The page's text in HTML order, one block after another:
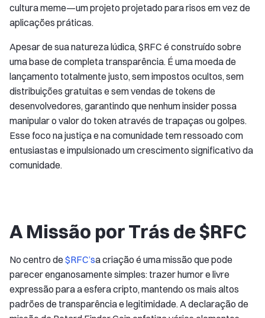
cultura meme—um projeto projetado para risos em vez de
aplicações práticas.
Apesar de sua natureza lúdica, $RFC é construído sobre
uma base de completa transparência. É uma moeda de
lançamento totalmente justo, sem impostos ocultos, sem
distribuições gratuitas e sem vendas de tokens de
desenvolvedores, garantindo que nenhum insider possa
manipular o valor do token através de trapaças ou golpes.
Esse foco na justiça e na comunidade tem ressoado com
entusiastas e impulsionado um crescimento significativo da
comunidade.
A Missão por Trás de $RFC
No centro de$RFC’sa criação é uma missão que pode
parecer enganosamente simples: trazer humor e livre
expressão para a esfera cripto, mantendo os mais altos
padrões de transparência e legitimidade. A declaração de